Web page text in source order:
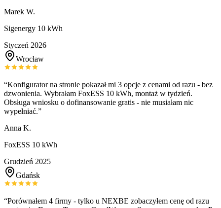
Marek W.
Sigenergy 10 kWh
Styczeń 2026
Wrocław
“Konfigurator na stronie pokazał mi 3 opcje z cenami od razu - bez
dzwonienia. Wybrałam FoxESS 10 kWh, montaż w tydzień.
Obsługa wniosku o dofinansowanie gratis - nie musiałam nic
wypełniać.”
Anna K.
FoxESS 10 kWh
Grudzień 2025
Gdańsk
“Porównałem 4 firmy - tylko u NEXBE zobaczyłem cenę od razu